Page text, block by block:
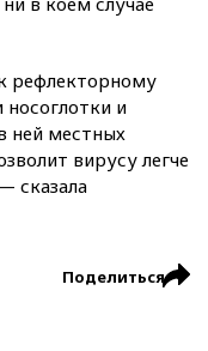
рефлекторному
носоглотки и
ней местных
вирусу легче
сказала
Поделиться